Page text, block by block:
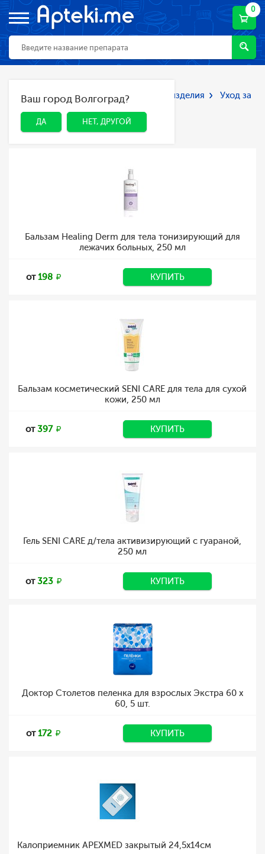
0
ДА НЕТ, ДРУГОЙ
Ваш город Волгоград?
ДА НЕТ, ДРУГОЙ
Главная Каталог Мед. приборы и изделия
Уход за
больными
Уход за больными
Бальзам Healing Derm для тела тонизирующий для
лежачих больных, 250 мл
от198 КУПИТЬ
Бальзам косметический SENI CARE для тела для сухой
кожи, 250 мл
от397 КУПИТЬ
Гель SENI CARE д/тела активизирующий с гуараной,
250 мл
от323 КУПИТЬ
Доктор Столетов пеленка для взрослых Экстра 60 х
60, 5 шт.
от172 КУПИТЬ
Калоприемник APEXMED закрытый 24,5х14см